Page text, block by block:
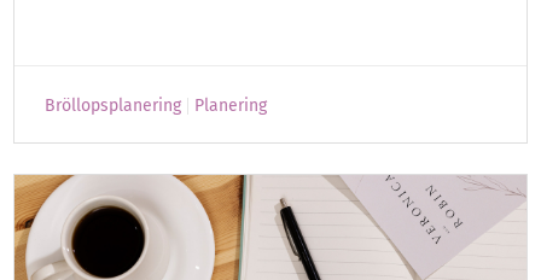
Bröllopsplanering Planering